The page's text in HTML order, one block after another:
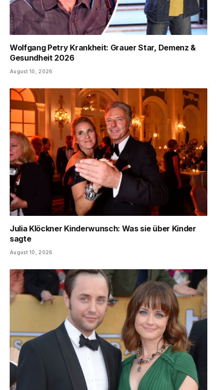
Wolfgang Petry Krankheit: Grauer Star, Demenz &
Gesundheit 2026
August 10, 2026
Julia Klöckner Kinderwunsch: Was sie über Kinder
sagte
August 10, 2026